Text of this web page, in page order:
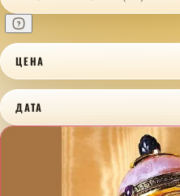
ЦЕНА
ДАТА